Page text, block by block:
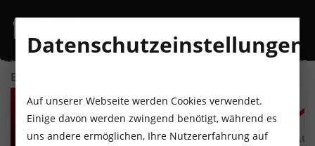
EVENTKALENDER
FR
7
AUGUST
SA
8
AUGUST
SO
9
AUGUST
MO
10
AUGUST
DI
11
AUGUST
Datenschutzeinstellungen
Auf unserer Webseite werden Cookies verwendet.
Einige davon werden zwingend benötigt, während es
uns andere ermöglichen, Ihre Nutzererfahrung auf